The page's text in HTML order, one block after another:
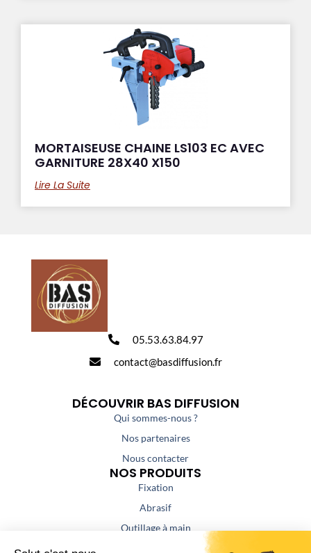
MORTAISEUSE CHAINE LS103 EC AVEC
GARNITURE 28X40 X150
Lire La Suite
05.53.63.84.97
contact@basdiffusion.fr
DÉCOUVRIR BAS DIFFUSION
Qui sommes-nous ?
Nos partenaires
Nous contacter
NOS PRODUITS
Fixation
Abrasif
Outillage à main